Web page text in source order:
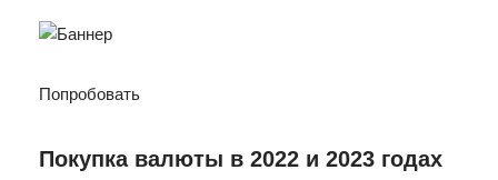
Попробовать
Покупка валюты в 2022 и 2023 годах